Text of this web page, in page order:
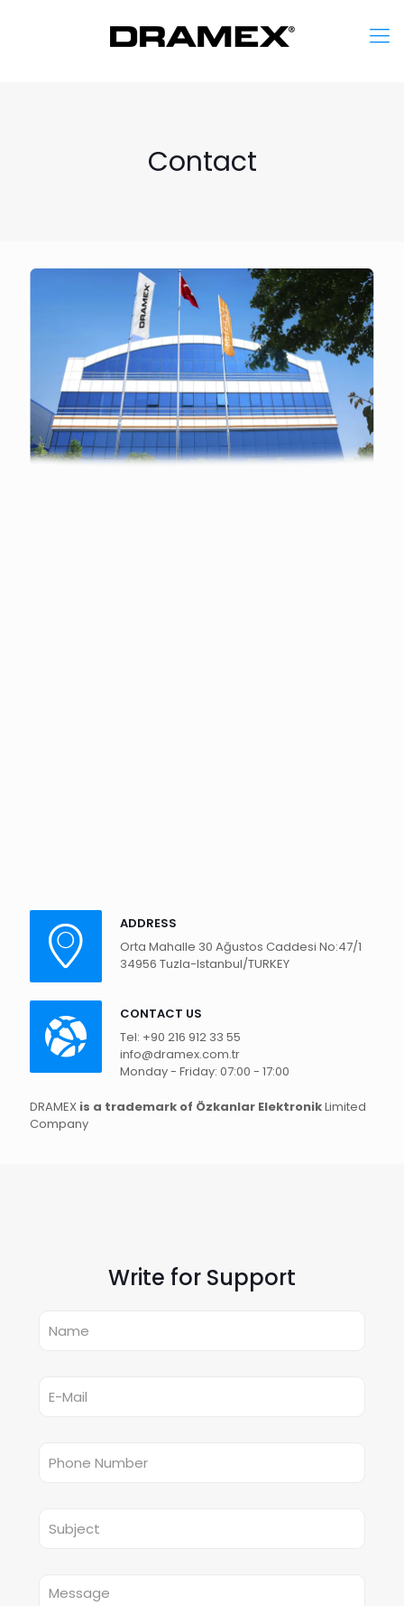
Contact
ADDRESS
Orta Mahalle 30 Ağustos Caddesi No:47/1
34956 Tuzla-Istanbul/TURKEY
CONTACT US
Tel: +90 216 912 33 55
info@dramex.com.tr
Monday - Friday: 07:00 - 17:00
DRAMEX is a trademark of Özkanlar ElektronikLimited
Company
Write for Support